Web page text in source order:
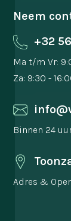
Neem
+32
Ma t/m Vr:
Za: 9:30 -
Binnen 24
Adres &